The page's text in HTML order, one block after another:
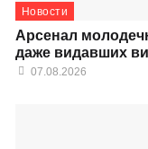
Новости
Арсенал
даже видавших
07.08.2026